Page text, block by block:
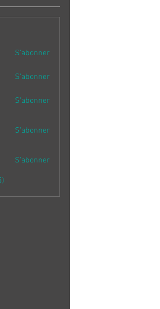
S'abonner
S'abonner
S'abonner
S'abonner
S'abonner